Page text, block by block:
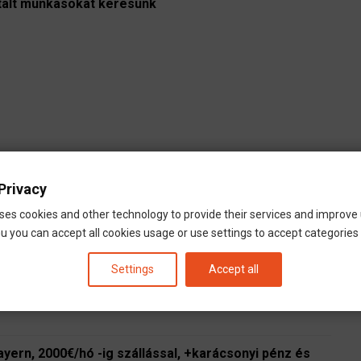
munkasokat keresünk
2000€/hó -ig szállással, +karácsonyi pénz és
cookies and other technology to provide their services and improve
you can accept all cookies usage or use settings to accept categories
Settings Accept all